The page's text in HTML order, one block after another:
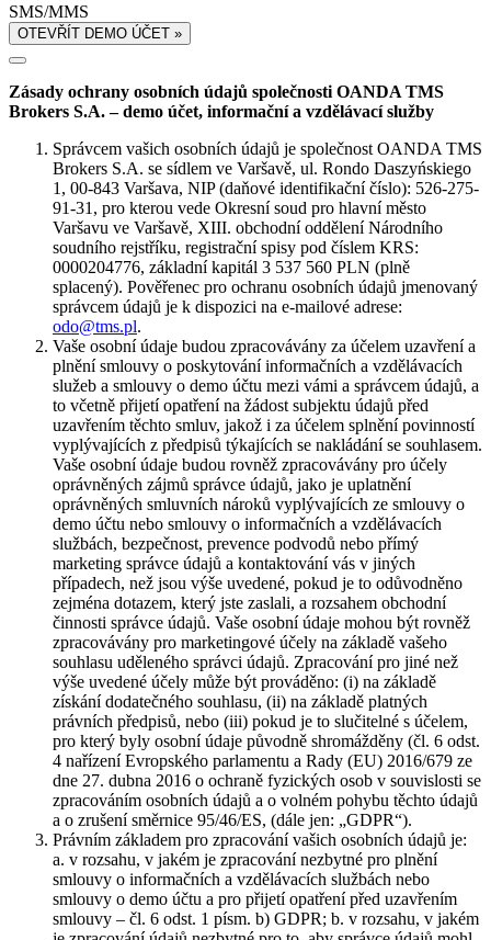
SMS/MMS
OTEVŘÍT DEMO ÚČET »
Zásady ochrany osobních údajů společnosti OANDA TMS
Brokers S.A. – demo účet, informační a vzdělávací služby
Správcem vašich osobních údajů je společnost OANDA TMS
Brokers S.A. se sídlem ve Varšavě, ul. Rondo Daszyńskiego
1, 00-843 Varšava, NIP (daňové identifikační číslo): 526-275-
91-31, pro kterou vede Okresní soud pro hlavní město
Varšavu ve Varšavě, XIII. obchodní oddělení Národního
soudního rejstříku, registrační spisy pod číslem KRS:
0000204776, základní kapitál 3 537 560 PLN (plně
splacený). Pověřenec pro ochranu osobních údajů jmenovaný
správcem údajů je k dispozici na e-mailové adrese:
odo@tms.pl.
Vaše osobní údaje budou zpracovávány za účelem uzavření a
plnění smlouvy o poskytování informačních a vzdělávacích
služeb a smlouvy o demo účtu mezi vámi a správcem údajů, a
to včetně přijetí opatření na žádost subjektu údajů před
uzavřením těchto smluv, jakož i za účelem splnění povinností
vyplývajících z předpisů týkajících se nakládání se souhlasem.
Vaše osobní údaje budou rovněž zpracovávány pro účely
oprávněných zájmů správce údajů, jako je uplatnění
oprávněných smluvních nároků vyplývajících ze smlouvy o
demo účtu nebo smlouvy o informačních a vzdělávacích
službách, bezpečnost, prevence podvodů nebo přímý
marketing správce údajů a kontaktování vás v jiných
případech, než jsou výše uvedené, pokud je to odůvodněno
zejména dotazem, který jste zaslali, a rozsahem obchodní
činnosti správce údajů. Vaše osobní údaje mohou být rovněž
zpracovávány pro marketingové účely na základě vašeho
souhlasu uděleného správci údajů. Zpracování pro jiné než
výše uvedené účely může být prováděno: (i) na základě
získání dodatečného souhlasu, (ii) na základě platných
právních předpisů, nebo (iii) pokud je to slučitelné s účelem,
pro který byly osobní údaje původně shromážděny (čl. 6 odst.
4 nařízení Evropského parlamentu a Rady (EU) 2016/679 ze
dne 27. dubna 2016 o ochraně fyzických osob v souvislosti se
zpracováním osobních údajů a o volném pohybu těchto údajů
a o zrušení směrnice 95/46/ES, (dále jen: „GDPR“).
Právním základem pro zpracování vašich osobních údajů je:
a. v rozsahu, v jakém je zpracování nezbytné pro plnění
smlouvy o informačních a vzdělávacích službách nebo
smlouvy o demo účtu a pro přijetí opatření před uzavřením
smlouvy – čl. 6 odst. 1 písm. b) GDPR; b. v rozsahu, v jakém